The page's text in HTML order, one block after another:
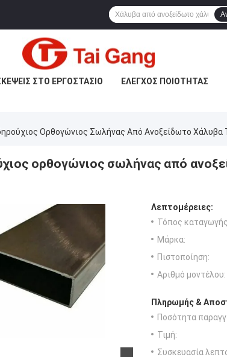
ΣΤΟ ΕΡΓΟΣΤΆΣΙΟ ΈΛΕΓΧΟΣ ΠΟΙΌΤΗΤΑΣ
Ορθογώνιος Σωλήνας Από Ανοξείδωτο Χάλυβα
ορθογώνιος σωλήνας από
Λεπτομέρειες:
Τόπος
Μάρκα:
Πιστοποίηση:
Αριθμό μοντέλου:
Πληρωμής &
Ποσότητα
Τιμή:
Συσκευασία